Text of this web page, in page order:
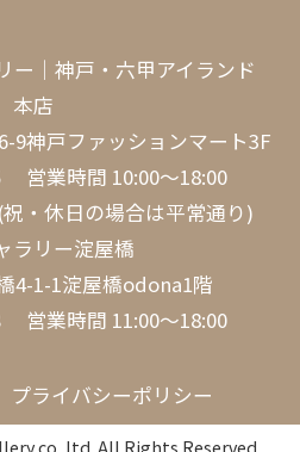
ー｜神戸・六甲アイランド
本店
9神戸ファッションマート3F
営業時間 10:00～18:00
・休日の場合は平常通り)
ラリー淀屋橋
4-1-1淀屋橋odona1階
営業時間 11:00～18:00
プライバシーポリシー